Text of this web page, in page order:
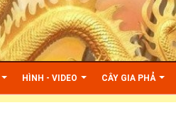
HÌNH - VIDEO CÂY GIA PHẢ